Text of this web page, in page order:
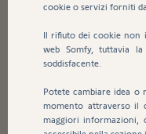
Porte di
cookie o servizi forniti
Il rifiuto dei cookie non
web Somfy, tuttavia
soddisfacente.
Potete cambiare idea o
momento attraverso il
maggiori informazioni,